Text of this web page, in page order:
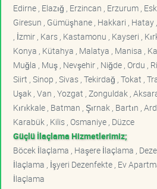
Edirne , Elazığ , Erzincan , Erzurum ,
Giresun , Gümüşhane , Hakkari ,
, İzmir , Kars , Kastamonu , Kayseri ,
Konya , Kütahya , Malatya , Manisa ,
Muğla , Muş , Nevşehir , Niğde , Ordu ,
Siirt , Sinop , Sivas , Tekirdağ , Tokat ,
Uşak , Van , Yozgat , Zonguldak ,
Kırıkkale , Batman , Şırnak , Bartın ,
Karabük , Kilis , Osmaniye , Düzce
Güçlü İlaçlama Hizmetlerimiz;
Böcek İlaçlama , Haşere İlaçlama ,
İlaçlama , İşyeri Dezenfekte , Ev
İlaçlama